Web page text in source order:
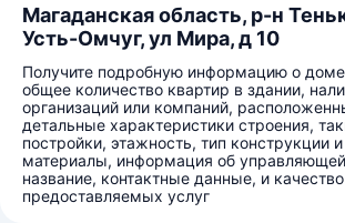
Магаданская область, р-н
Усть-Омчуг, ул Мира, д 10
Получите подробную информацию о
общее количество квартир в здании,
организаций или компаний,
детальные характеристики строения,
постройки, этажность, тип конструкции
материалы, информация об
название, контактные данные, и качество
предоставляемых услуг